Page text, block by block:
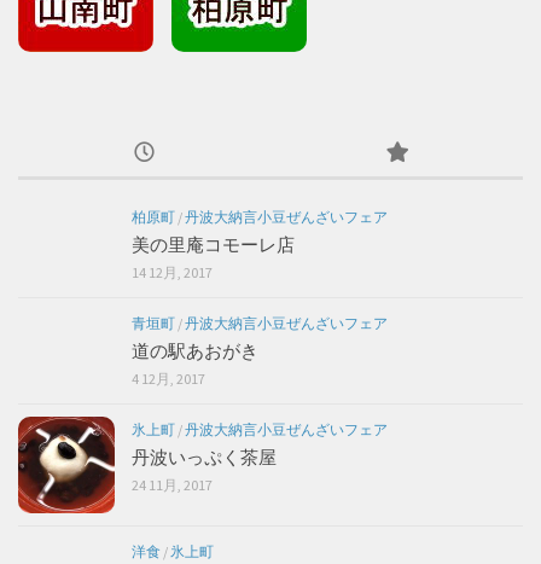
柏原町 /丹波大納言小豆ぜんざいフェア
美の里庵コモーレ店
14 12月, 2017
青垣町 /丹波大納言小豆ぜんざいフェア
道の駅あおがき
4 12月, 2017
氷上町 /丹波大納言小豆ぜんざいフェア
丹波いっぷく茶屋
24 11月, 2017
洋食 /氷上町